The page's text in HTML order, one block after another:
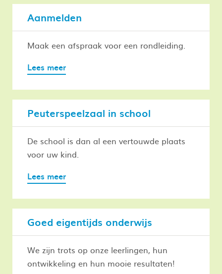
Aanmelden
Maak een afspraak voor een rondleiding.
Lees meer
Peuterspeelzaal in school
De school is dan al een vertouwde plaats
voor uw kind.
Lees meer
Goed eigentijds onderwijs
We zijn trots op onze leerlingen, hun
ontwikkeling en hun mooie resultaten!